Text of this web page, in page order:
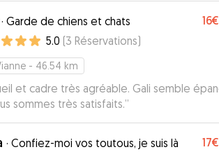
Garde de chiens et chats 16€
5.0 (3 Réservations)
- 46.54 km
et cadre très agréable. Gali semble
sommes très satisfaits.”
· Confiez-moi vos toutous, je suis là
17€